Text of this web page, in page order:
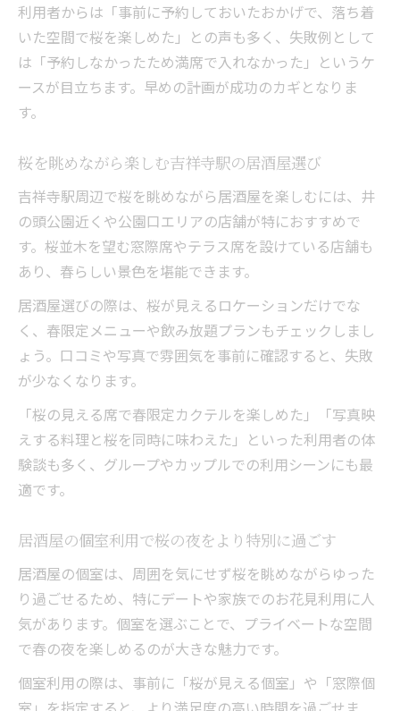
利用者からは「事前に予約しておいたおかげで、落ち着
いた空間で桜を楽しめた」との声も多く、失敗例として
は「予約しなかったため満席で入れなかった」というケ
ースが目立ちます。早めの計画が成功のカギとなりま
す。
桜を眺めながら楽しむ吉祥寺駅の居酒屋選び
吉祥寺駅周辺で桜を眺めながら居酒屋を楽しむには、井
の頭公園近くや公園口エリアの店舗が特におすすめで
す。桜並木を望む窓際席やテラス席を設けている店舗も
あり、春らしい景色を堪能できます。
居酒屋選びの際は、桜が見えるロケーションだけでな
く、春限定メニューや飲み放題プランもチェックしまし
ょう。口コミや写真で雰囲気を事前に確認すると、失敗
が少なくなります。
「桜の見える席で春限定カクテルを楽しめた」「写真映
えする料理と桜を同時に味わえた」といった利用者の体
験談も多く、グループやカップルでの利用シーンにも最
適です。
居酒屋の個室利用で桜の夜をより特別に過ごす
居酒屋の個室は、周囲を気にせず桜を眺めながらゆった
り過ごせるため、特にデートや家族でのお花見利用に人
気があります。個室を選ぶことで、プライベートな空間
で春の夜を楽しめるのが大きな魅力です。
個室利用の際は、事前に「桜が見える個室」や「窓際個